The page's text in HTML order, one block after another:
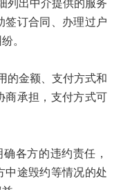
出中介提供的服务
签订合同、办理过户
。
金额、支付方式和
承担，支付方式可
各方的违约责任，
中途毁约等情况的处